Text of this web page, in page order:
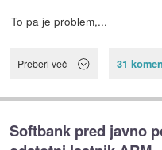
To pa je problem,...
Preberi več 31
Softbank pred javno